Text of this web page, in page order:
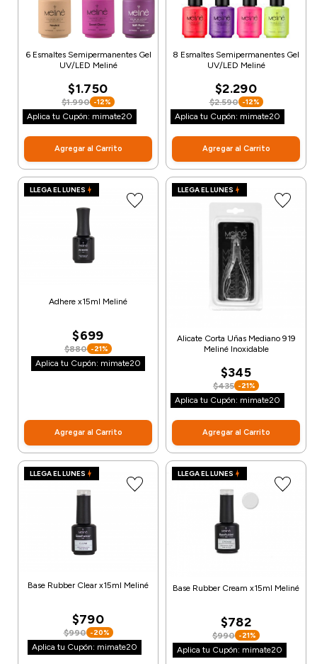
6 Esmaltes Semipermanentes Gel
UV/LED Meliné
$1.750
$1.990 -12%
Aplica tu Cupón: mimate20
Agregar al Carrito
8 Esmaltes Semipermanentes Gel
UV/LED Meliné
$2.290
$2.590 -12%
Aplica tu Cupón: mimate20
Agregar al Carrito
LLEGA EL LUNES
Adhere x15ml Meliné
$699
$880 -21%
Aplica tu Cupón: mimate20
Agregar al Carrito
LLEGA EL LUNES
Alicate Corta Uñas Mediano 919
Meliné Inoxidable
$345
$435 -21%
Aplica tu Cupón: mimate20
Agregar al Carrito
LLEGA EL LUNES
Base Rubber Clear x15ml Meliné
$790
$990 -20%
Aplica tu Cupón: mimate20
LLEGA EL LUNES
Base Rubber Cream x15ml Meliné
$782
$990 -21%
Aplica tu Cupón: mimate20